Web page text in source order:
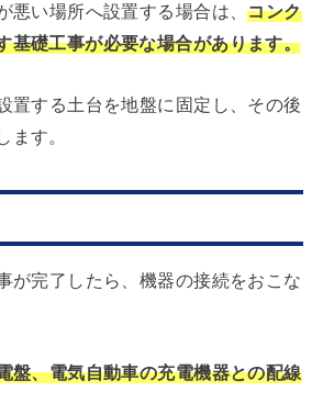
悪い場所へ設置する場合は、コンク
基礎工事が必要な場合があります。
置する土台を地盤に固定し、その後
ます。
が完了したら、機器の接続をおこな
盤、電気自動車の充電機器との配線